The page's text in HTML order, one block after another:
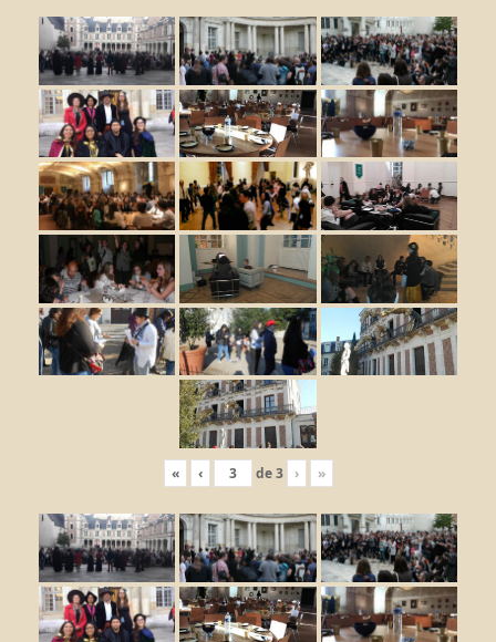
« ‹ de3 › »